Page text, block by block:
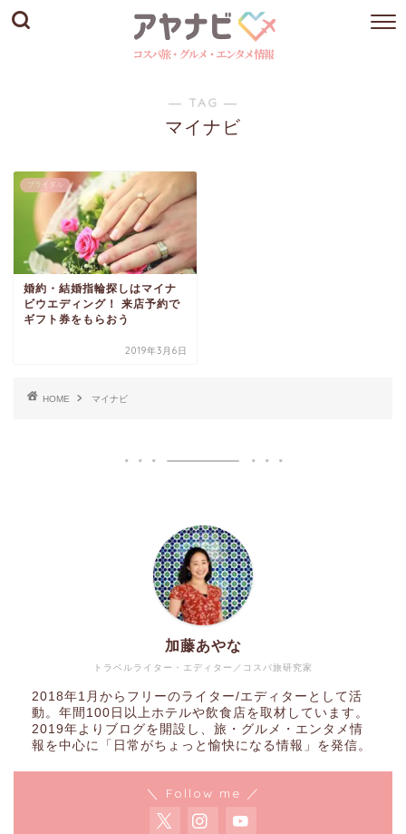
― TAG ―
マイナビ
ブライダル
婚約・結婚指輪探しはマイナ
ビウエディング！ 来店予約で
ギフト券をもらおう
2019年3月6日
HOME マイナビ
トラベルライター・エディター／コスパ旅研究家
加藤あやな
2018年1月からフリーのライター/エディターとして活
動。年間100日以上ホテルや飲食店を取材しています。
2019年よりブログを開設し、旅・グルメ・エンタメ情
報を中心に「日常がちょっと愉快になる情報」を発信。
＼ Follow me ／